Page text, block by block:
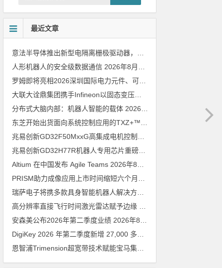
最近文章
人形机器人的安全级数据通信 2026年8月8日
罗姆即将亮相2026深圳国际电力元件、可再生能源管理展览会暨研讨会
大联大诠鼎集团携手Infineon以固态变压器重构配电效率新标杆
分布式大脑内部：机器人智能的载体 2026年8月6日
兆易创新GD32H77R机器人专用芯片重磅亮相，精准赋能伺服驱动与关节控制
Altium 在中国发布 Agile Teams 2026年8月6日
安森美公布2026年第二季度业绩 2026年8月6日
恩智浦Trimension超宽带技术赋能宝马集团Digital Key Plus及生命体存在检测功能